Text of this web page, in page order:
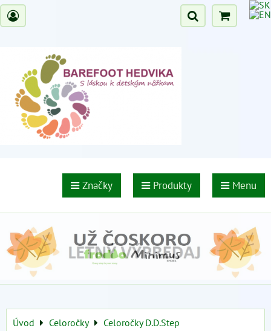
Značky Produkty Menu
Úvod Celoročky Celoročky D.D.Step